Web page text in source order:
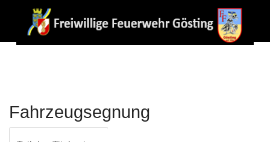
Fahrzeugsegnung